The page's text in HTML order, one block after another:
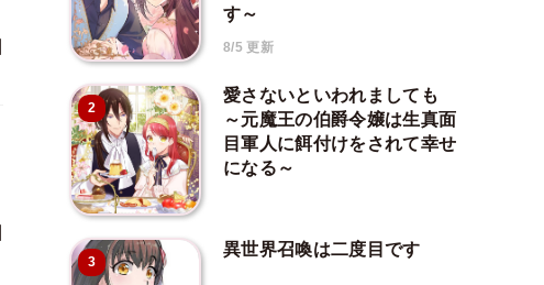
す～
8/5 更新
2
愛さないといわれましても
～元魔王の伯爵令嬢は生真面
目軍人に餌付けをされて幸せ
になる～
3
異世界召喚は二度目です